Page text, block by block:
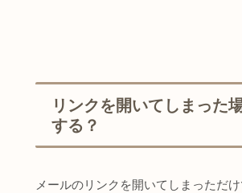
リンクを開いてしまった
する？
メールのリンクを開いてしまっただ